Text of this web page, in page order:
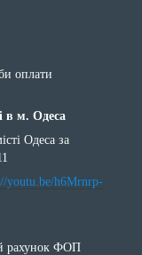
оплати
в м. Одеса
Одеса за
youtu.be/h6Mrnrp-
рахунок ФОП